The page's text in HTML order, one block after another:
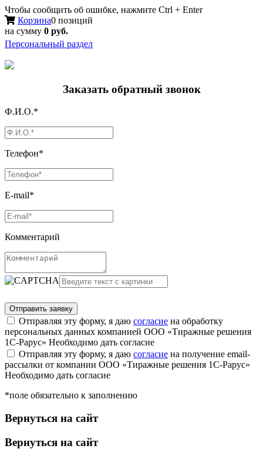
Чтобы сообщить об ошибке, нажмите Ctrl + Enter
Корзина0 позиций
на сумму 0 руб.
Персональный раздел
Заказать обратный звонок
Ф.И.О.*
Телефон*
E-mail*
Комментарий
Отправляя эту форму, я даю согласие на обработку
персональных данных компанией ООО «Тиражные решения
1С-Рарус» Необходимо дать согласие
Отправляя эту форму, я даю согласие на получение email-
рассылки от компании ООО «Тиражные решения 1С-Рарус»
Необходимо дать согласие
*поле обязательно к заполнению
Вернуться на сайт
Вернуться на сайт